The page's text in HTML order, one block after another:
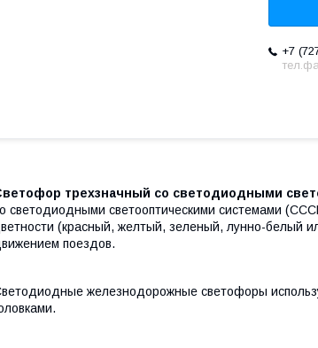
+7
трехзначный со светодиодными
светодиодными светооптическими системами
(красный, желтый, зеленый, лунно-белый
поездов.
железнодорожные светофоры